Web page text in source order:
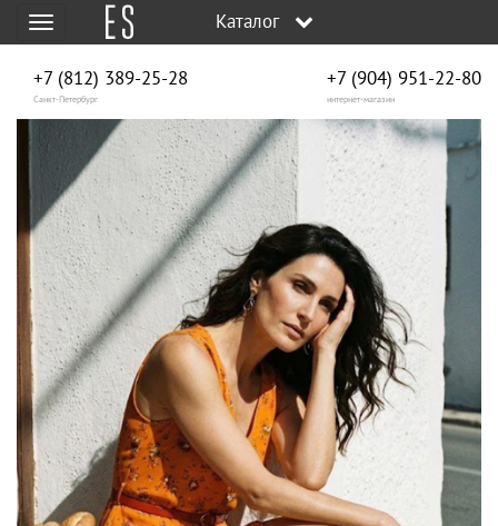
Меню Каталог
+7 (812) 389-25-28
Санкт-Петербург
+7 (904) 951‑22‑80
интернет-магазин